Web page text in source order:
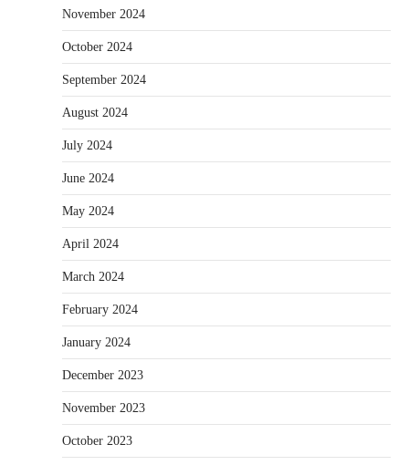
November 2024
October 2024
September 2024
August 2024
July 2024
June 2024
May 2024
April 2024
March 2024
February 2024
January 2024
December 2023
November 2023
October 2023